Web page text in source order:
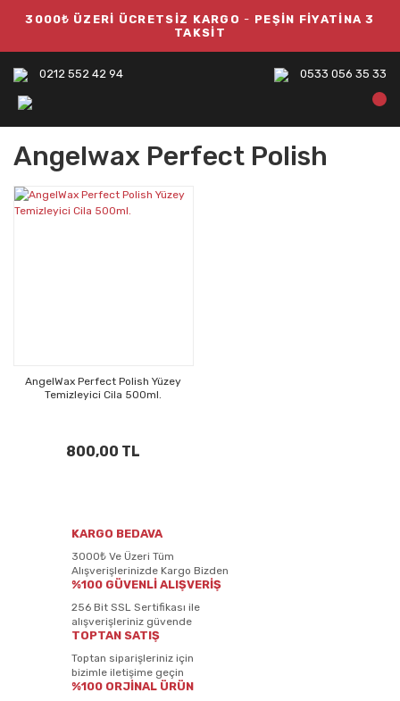
3000₺ ÜZERİ ÜCRETSİZ KARGO - PEŞİN FİYATİNA 3
TAKSİT
0212 552 42 94 0533 056 35 33
Angelwax Perfect Polish
AngelWax Perfect Polish Yüzey
Temizleyici Cila 500ml.
800,00 TL
KARGO BEDAVA
3000₺ Ve Üzeri Tüm
Alışverişlerinizde Kargo Bizden
%100 GÜVENLİ ALIŞVERİŞ
256 Bit SSL Sertifikası ile
alışverişleriniz güvende
TOPTAN SATIŞ
Toptan siparişleriniz için
bizimle iletişime geçin
%100 ORJİNAL ÜRÜN